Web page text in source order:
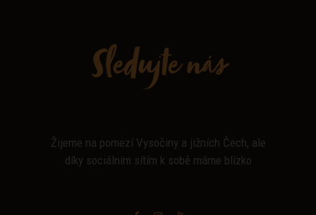
Sledujte nás
Žijeme na pomezí Vysočiny a jižních Čech, ale
díky sociálním sítím k sobě máme blízko